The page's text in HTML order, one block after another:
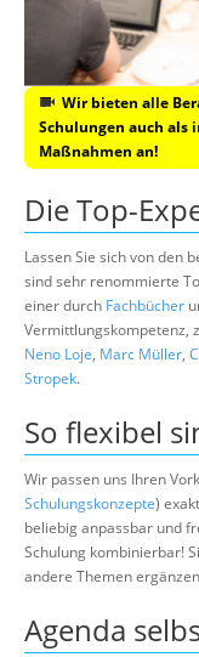
Wir bieten alle
Schulungen auch als
Maßnahmen an!
Die Top-
Lassen Sie sich von den
sind sehr renommierte
einer durch Fachbücher
Vermittlungskompetenz,
Neno Loje, Marc Müller,
Stropek.
So flexibel
Wir passen uns Ihren
Schulungskonzepte)
beliebig anpassbar und
Schulung kombinierbar!
andere Themen
Agenda